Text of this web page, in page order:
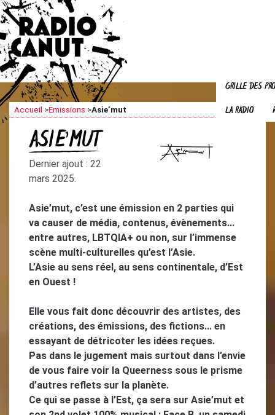
GRILLE DES
LA RADIO
Accueil >Emissions >Asie’mut
ASIE’MUT
Dernier ajout : 22
mars 2025.
Asie’mut, c’est une émission en 2 parties qui
va causer de média, contenus, évènements...
entre autres, LBTQIA+ ou non, sur l’immense
scène multi-culturelles qu’est l’Asie.
L’Asie au sens réel, au sens continentale, d’Est
en Ouest !
Elle vous fait donc découvrir des artistes, des
créations, des émissions, des fictions... en
essayant de détricoter les idées reçues.
Pas dans le jugement mais surtout dans l’envie
de vous faire voir la Queerness sous le prisme
d’autres reflets sur la planète.
Ce qui se passe à l’Est, ça sera sur Asie’mut et